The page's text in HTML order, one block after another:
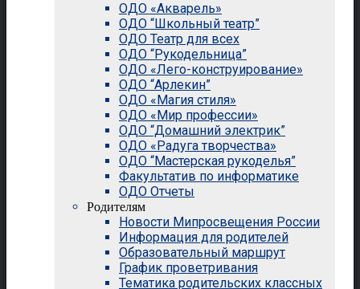
ОДО «Акварель»
ОДО “Школьный театр”
ОДО Театр для всех
ОДО “Рукодельница”
ОДО «Лего-конструирование»
ОДО “Арлекин”
ОДО «Магия стиля»
ОДО «Мир профессии»
ОДО “Домашний электрик”
ОДО «Радуга творчества»
ОДО “Мастерская рукоделья”
Факультатив по информатике
ОДО Отчеты
Родителям
Новости Мипросвещения России
Информация для родителей
Образовательный маршрут
График проветривания
Тематика родительских классных